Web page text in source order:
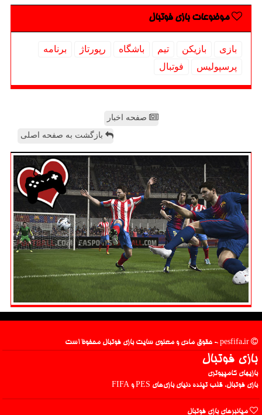
موضوعات بازی فوتبال
بازی بازیكن تیم باشگاه رپورتاژ
برنامه
پرسپولیس
فوتبال
صفحه اخبار
بازگشت به صفحه اصلی
بازی فوتبال
بازیهای کامپیوتری
بازی فوتبال، قلب تپنده دنیای بازی‌های PES و FIFA
میانبرهای بازی فوتبال